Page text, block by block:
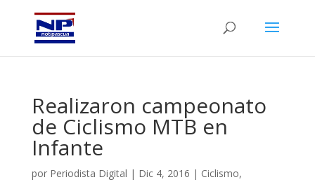
Realizaron campeonato
de Ciclismo MTB en
Infante
por Periodista Digital | Dic 4, 2016 | Ciclismo,